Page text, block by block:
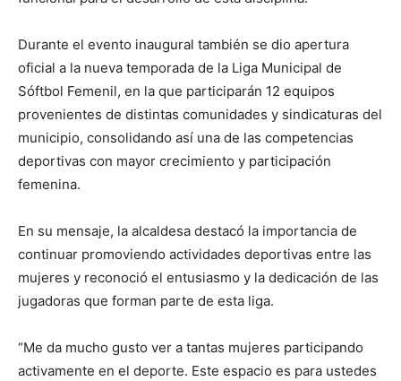
Durante el evento inaugural también se dio apertura
oficial a la nueva temporada de la Liga Municipal de
Sóftbol Femenil, en la que participarán 12 equipos
provenientes de distintas comunidades y sindicaturas del
municipio, consolidando así una de las competencias
deportivas con mayor crecimiento y participación
femenina.
En su mensaje, la alcaldesa destacó la importancia de
continuar promoviendo actividades deportivas entre las
mujeres y reconoció el entusiasmo y la dedicación de las
jugadoras que forman parte de esta liga.
“Me da mucho gusto ver a tantas mujeres participando
activamente en el deporte. Este espacio es para ustedes